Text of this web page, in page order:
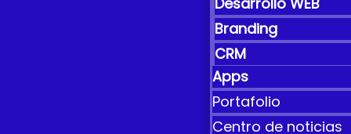
Branding
CRM
Apps
Portafolio
Centro de noticias